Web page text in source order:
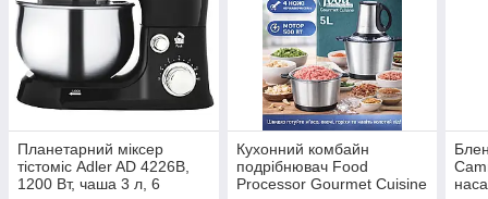
Планетарний міксер
тістоміс Adler AD 4226B,
1200 Вт, чаша 3 л, 6
Кухонний комбайн
подрібнювач Food
Processor Gourmet Cuisine